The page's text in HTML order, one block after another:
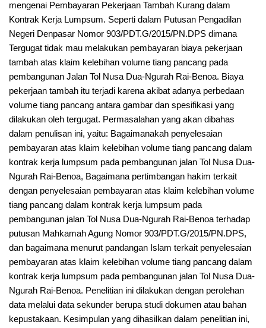
mengenai Pembayaran Pekerjaan Tambah Kurang dalam
Kontrak Kerja Lumpsum. Seperti dalam Putusan Pengadilan
Negeri Denpasar Nomor 903/PDT.G/2015/PN.DPS dimana
Tergugat tidak mau melakukan pembayaran biaya pekerjaan
tambah atas klaim kelebihan volume tiang pancang pada
pembangunan Jalan Tol Nusa Dua-Ngurah Rai-Benoa. Biaya
pekerjaan tambah itu terjadi karena akibat adanya perbedaan
volume tiang pancang antara gambar dan spesifikasi yang
dilakukan oleh tergugat. Permasalahan yang akan dibahas
dalam penulisan ini, yaitu: Bagaimanakah penyelesaian
pembayaran atas klaim kelebihan volume tiang pancang dalam
kontrak kerja lumpsum pada pembangunan jalan Tol Nusa Dua-
Ngurah Rai-Benoa, Bagaimana pertimbangan hakim terkait
dengan penyelesaian pembayaran atas klaim kelebihan volume
tiang pancang dalam kontrak kerja lumpsum pada
pembangunan jalan Tol Nusa Dua-Ngurah Rai-Benoa terhadap
putusan Mahkamah Agung Nomor 903/PDT.G/2015/PN.DPS,
dan bagaimana menurut pandangan Islam terkait penyelesaian
pembayaran atas klaim kelebihan volume tiang pancang dalam
kontrak kerja lumpsum pada pembangunan jalan Tol Nusa Dua-
Ngurah Rai-Benoa. Penelitian ini dilakukan dengan perolehan
data melalui data sekunder berupa studi dokumen atau bahan
kepustakaan. Kesimpulan yang dihasilkan dalam penelitian ini,